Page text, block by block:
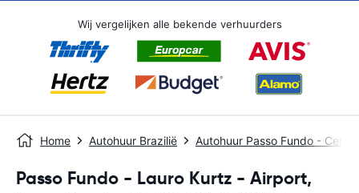
Wij vergelijken alle bekende verhuurders
Home Autohuur Brazilië Autohuur Passo Fundo -
Passo Fundo - Lauro Kurtz - Airport,